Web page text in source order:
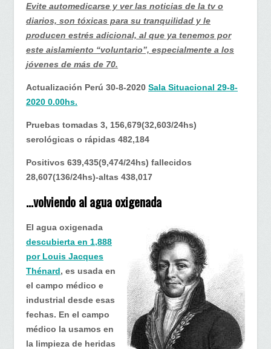
Evite automedicarse y ver las noticias de la tv o
diarios, son tóxicas para su tranquilidad y le
producen estrés adicional, al que ya tenemos por
este aislamiento “voluntario”, especialmente a los
jóvenes de más de 70.
Actualización Perú 30-8-2020 Sala Situacional 29-8-
2020 0.00hs.
Pruebas tomadas 3, 156,679(32,603/24hs)
serológicas o rápidas 482,184
Positivos 639,435(9,474/24hs) fallecidos
28,607(136/24hs)-altas 438,017
…volviendo al agua oxigenada
El agua oxigenada
descubierta en 1,888
por Louis Jacques
Thénard, es usada en
el campo médico e
industrial desde esas
fechas. En el campo
médico la usamos en
la limpieza de heridas